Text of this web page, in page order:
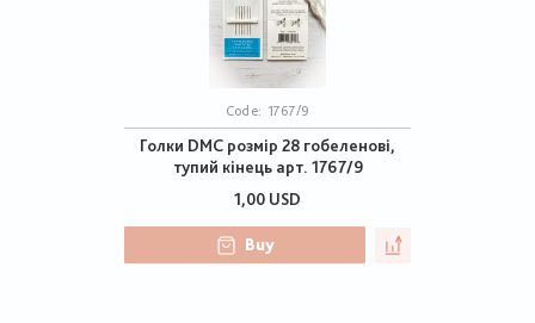
Code: 1767/9
Голки DMC розмір 28 гобеленові,
тупий кінець арт. 1767/9
1,00 USD
Buy